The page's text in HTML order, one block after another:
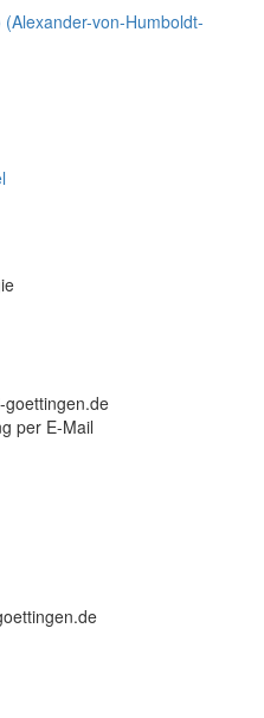
von-Humboldt-
goettingen.de
per E-Mail